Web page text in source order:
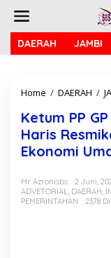
DAERAH JAMBI
Home / DAERAH /
Ketum PP
Haris
Ekonomi
Mr Azronisbs
2 Juni,
ADVETORIAL, DAERAH,
PEMERINTAHAN
2378